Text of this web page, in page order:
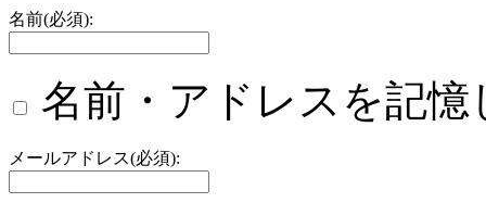
名前(必須):
名前・アドレスを記憶
メールアドレス(必須):